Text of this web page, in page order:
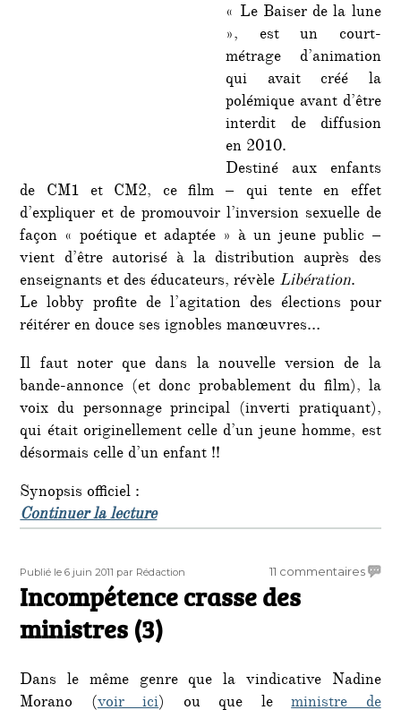
« Le Baiser de la lune
», est un court-
métrage d’animation
qui avait créé la
polémique avant d’être
interdit de diffusion
en 2010.
Destiné aux enfants
de CM1 et CM2, ce film – qui tente en effet
d’expliquer et de promouvoir l’inversion sexuelle de
façon « poétique et adaptée » à un jeune public –
vient d’être autorisé à la distribution auprès des
enseignants et des éducateurs, révèle Libération.
Le lobby profite de l’agitation des élections pour
réitérer en douce ses ignobles manœuvres…
Il faut noter que dans la nouvelle version de la
bande-annonce (et donc probablement du film), la
voix du personnage principal (inverti pratiquant),
qui était originellement celle d’un jeune homme, est
désormais celle d’un enfant !!
Synopsis officiel :
Continuer la lecturede « Horrible : propagande pour
Publié
le
Publié le 6 juin 2011 Auteur
par Rédaction 11 commentairessur
Incompétence crasse des
ministres (3)
Dans le même genre que la vindicative Nadine
Morano (voir ici) ou que leministre de